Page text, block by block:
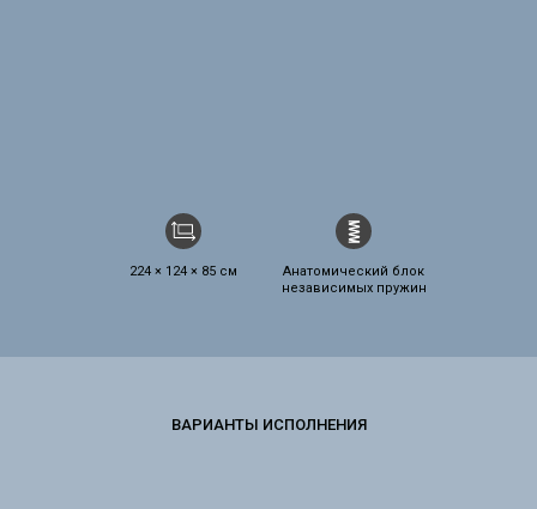
224 × 124 × 85 см
Анатомический блок
независимых пружин